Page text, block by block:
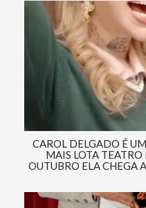
CAROL DELGADO É
MAIS LOTA TEATRO
OUTUBRO ELA CHEGA